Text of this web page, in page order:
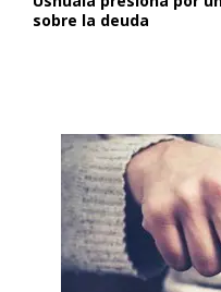
sobre la deuda